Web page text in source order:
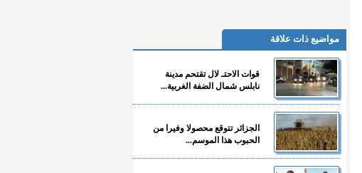
مواضيع ذات علاقة
قوات الاحتـ لال تقتحم مدينة
نابلس شمال الضفة الغربية...
الجزائر تتوقع محصولا وفيرا من
الحبوب هذا الموسم...